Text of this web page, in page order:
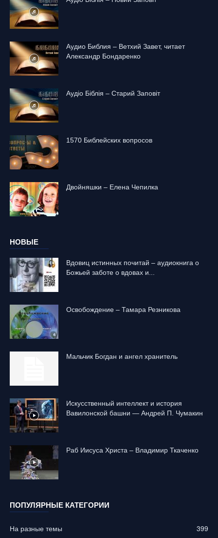
Аудио Библия – Ветхий Завет, читает
Александр Бондаренко
Аудіо Біблія – Старий Заповіт
1570 Библейских вопросов
Двойняшки – Елена Чепилка
НОВЫЕ
Вдовиц истинных почитай – аудиокнига о
Божьей заботе о вдовах и...
Освобождение – Тамара Резникова
Mальчик Богдан и ангел хранитель
Искусственный интеллект и история
Вавилонской башни — Андрей П. Чумакин
Раб Иисуса Христа – Владимир Ткаченко
ПОПУЛЯРНЫЕ КАТЕГОРИИ
На разные темы
399